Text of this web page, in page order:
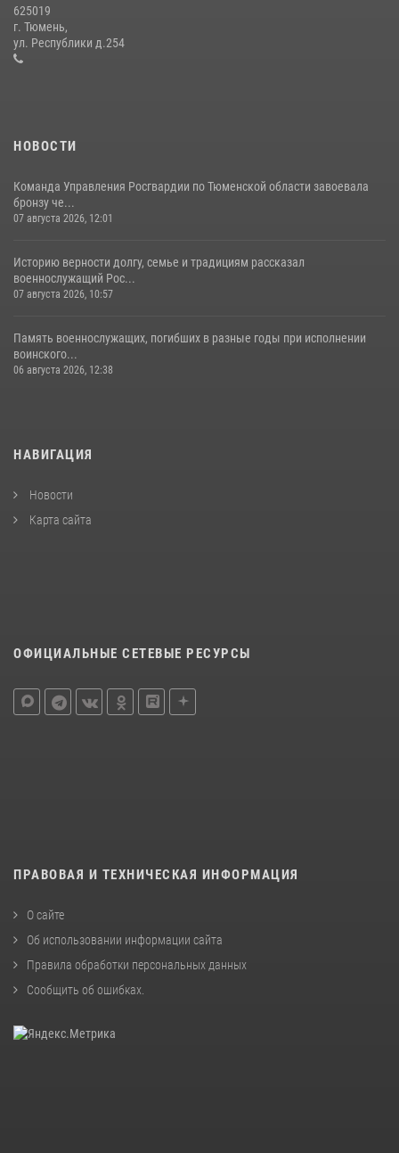
Сотрудники тюменского СОБР "Сова" отработали навыки
десантирования на Урале
16 июля 2026, 10:42
625019
г. Тюмень,
ул. Республики д.254
НОВОСТИ
Команда Управления Росгвардии по Тюменской области завоевала
бронзу че...
07 августа 2026, 12:01
Историю верности долгу, семье и традициям рассказал
военнослужащий Рос...
07 августа 2026, 10:57
Память военнослужащих, погибших в разные годы при исполнении
воинского...
06 августа 2026, 12:38
НАВИГАЦИЯ
Новости
Карта сайта
ОФИЦИАЛЬНЫЕ СЕТЕВЫЕ РЕСУРСЫ
ПРАВОВАЯ И ТЕХНИЧЕСКАЯ ИНФОРМАЦИЯ
О сайте
Об использовании информации сайта
Правила обработки персональных данных
Сообщить об ошибках